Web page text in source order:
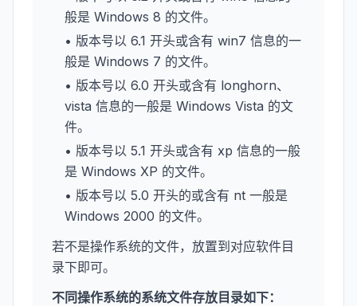
般是 Windows 8 的文件。
• 版本号以 6.1 开头或含有 win7 信息的一
般是 Windows 7 的文件。
• 版本号以 6.0 开头或含有 longhorn、
vista 信息的一般是 Windows Vista 的文
件。
• 版本号以 5.1 开头或含有 xp 信息的一般
是 Windows XP 的文件。
• 版本号以 5.0 开头的或含有 nt 一般是
Windows 2000 的文件。
若不是操作系统的文件，放置到对应软件目
录下即可。
不同操作系统的系统文件存放目录如下：